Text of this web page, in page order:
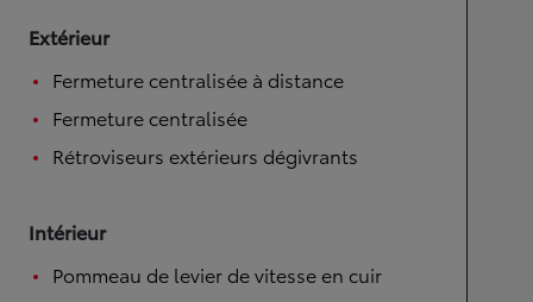
Extérieur
Fermeture centralisée à distance
Fermeture centralisée
Rétroviseurs extérieurs dégivrants
Intérieur
Pommeau de levier de vitesse en cuir